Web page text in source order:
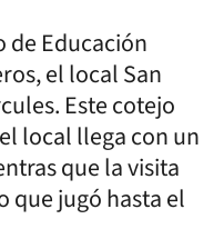
de Educación
el local San
Este cotejo
local llega con un
que la visita
que jugó hasta el